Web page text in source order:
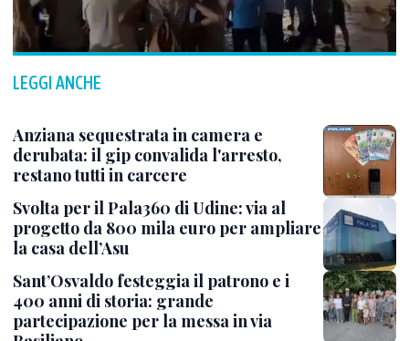
LEGGI ANCHE
Anziana sequestrata in camera e
derubata: il gip convalida l'arresto,
restano tutti in carcere
Svolta per il Pala360 di Udine: via al
progetto da 800 mila euro per ampliare
la casa dell’Asu
Sant’Osvaldo festeggia il patrono e i
400 anni di storia: grande
partecipazione per la messa in via